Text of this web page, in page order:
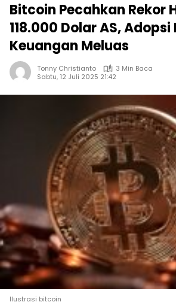
Bitcoin Pecahkan Rekor
118.000 Dolar AS,
Keuangan Meluas
Tonny Christianto
3 Min Baca
Sabtu, 12 Juli 2025 21:42
Ilustrasi bitcoin